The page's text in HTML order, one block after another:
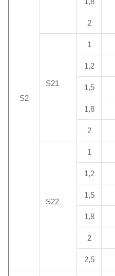
S2
2
S21
1
1,2
1,5
1,8
2
S22
1
1,2
1,5
1,8
2
2,5